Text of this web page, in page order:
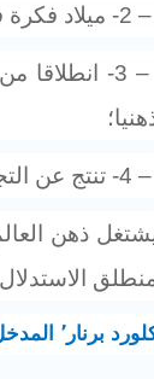
2 –- ميلاد فكرة
3 –- انطلاقا
4 –- تنتج عن
الاستدلال العلمي٬ و تمثل الثانية خلاصة
برنار٬